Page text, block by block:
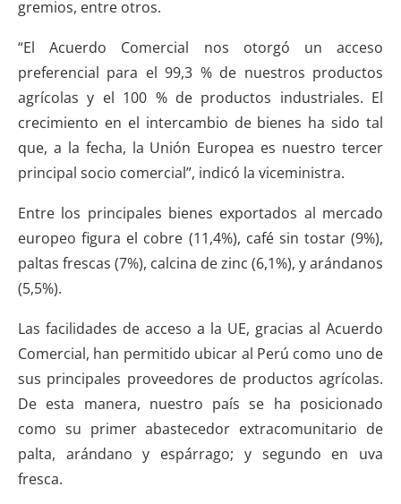
gremios, entre otros.
“El Acuerdo Comercial nos otorgó un acceso
preferencial para el 99,3 % de nuestros productos
agrícolas y el 100 % de productos industriales. El
crecimiento en el intercambio de bienes ha sido tal
que, a la fecha, la Unión Europea es nuestro tercer
principal socio comercial”, indicó la viceministra.
Entre los principales bienes exportados al mercado
europeo figura el cobre (11,4%), café sin tostar (9%),
paltas frescas (7%), calcina de zinc (6,1%), y arándanos
(5,5%).
Las facilidades de acceso a la UE, gracias al Acuerdo
Comercial, han permitido ubicar al Perú como uno de
sus principales proveedores de productos agrícolas.
De esta manera, nuestro país se ha posicionado
como su primer abastecedor extracomunitario de
palta, arándano y espárrago; y segundo en uva
fresca.